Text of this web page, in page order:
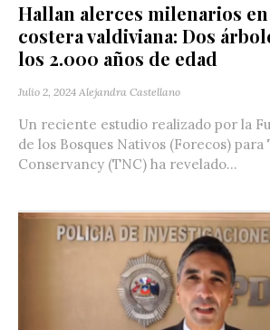
Hallan alerces milenarios
costera valdiviana: Dos
los 2.000 años de edad
Julio 2, 2024 Alejandra Castellano
Un reciente estudio realizado por la
de los Bosques Nativos (Forecos) para
Conservancy (TNC) ha revelado...